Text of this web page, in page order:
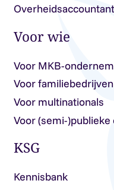
Voor wie
Voor MKB-
Voor familiebedrijven
Voor multinationals
Voor (semi-)publieke
KSG
Kennisbank